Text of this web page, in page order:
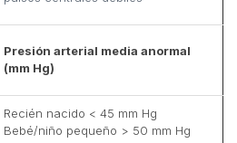
Presión arterial media anormal
(mm Hg)
Recién nacido < 45 mm Hg
Bebé/niño pequeño > 50 mm Hg